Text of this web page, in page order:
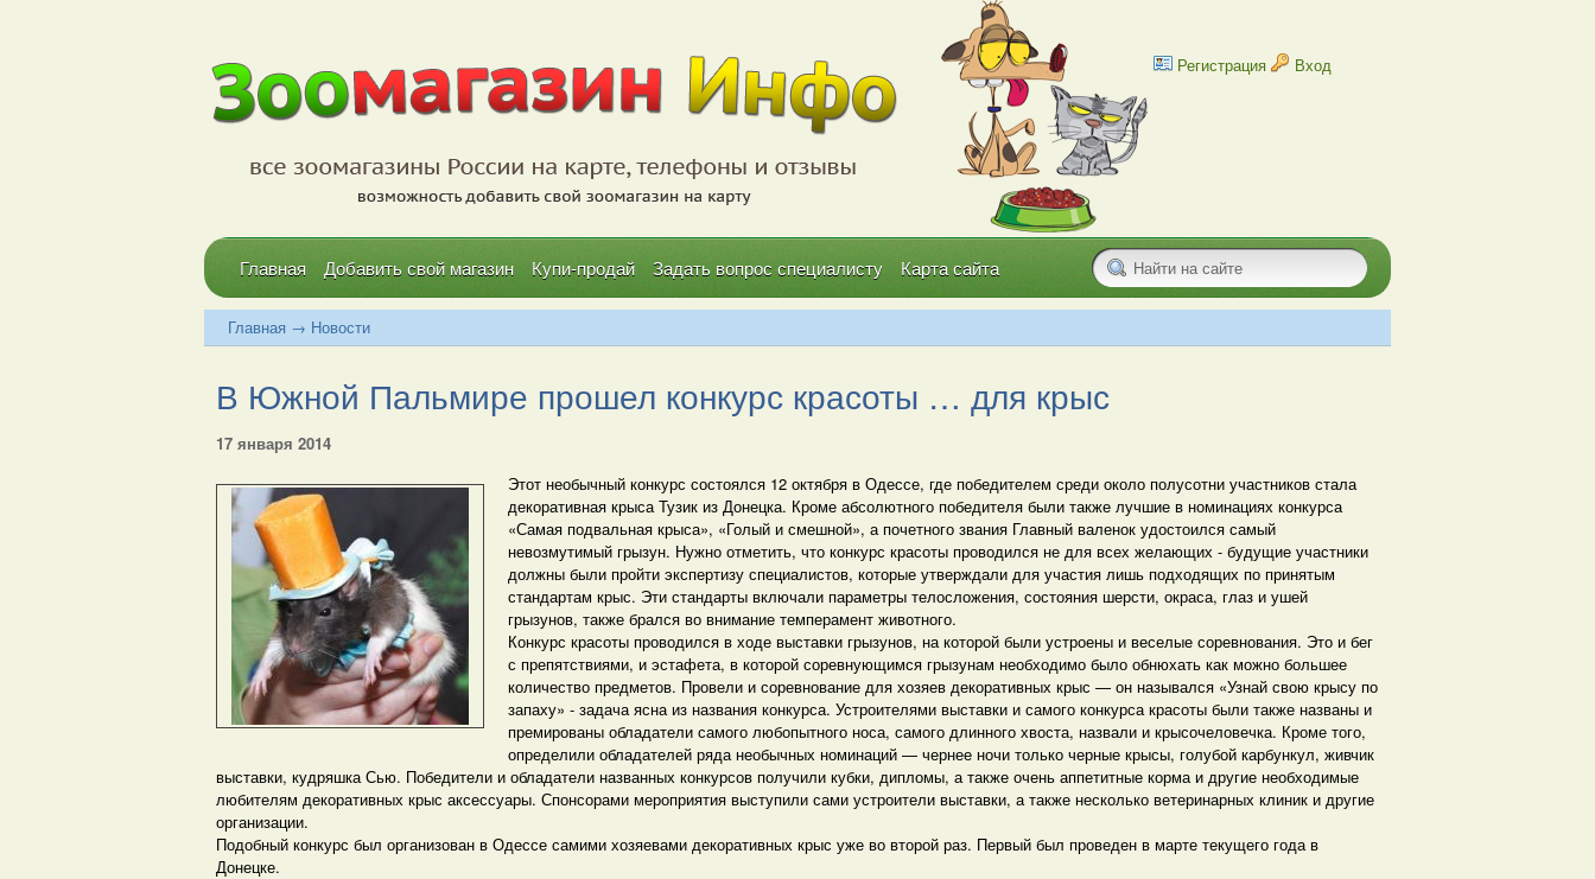
Регистрация Вход
Главная Добавить свой магазин Купи-продай Задать вопрос специалисту Карта сайта
Главная → Новости
В Южной Пальмире прошел конкурс красоты … для крыс
17 января 2014
Этот необычный конкурс состоялся 12 октября в Одессе, где победителем среди около полусотни участников стала
декоративная крыса Тузик из Донецка. Кроме абсолютного победителя были также лучшие в номинациях конкурса
«Самая подвальная крыса», «Голый и смешной», а почетного звания Главный валенок удостоился самый
невозмутимый грызун. Нужно отметить, что конкурс красоты проводился не для всех желающих - будущие участники
должны были пройти экспертизу специалистов, которые утверждали для участия лишь подходящих по принятым
стандартам крыс. Эти стандарты включали параметры телосложения, состояния шерсти, окраса, глаз и ушей
грызунов, также брался во внимание темперамент животного.
Конкурс красоты проводился в ходе выставки грызунов, на которой были устроены и веселые соревнования. Это и бег
с препятствиями, и эстафета, в которой соревнующимся грызунам необходимо было обнюхать как можно большее
количество предметов. Провели и соревнование для хозяев декоративных крыс — он назывался «Узнай свою крысу по
запаху» - задача ясна из названия конкурса. Устроителями выставки и самого конкурса красоты были также названы и
премированы обладатели самого любопытного носа, самого длинного хвоста, назвали и крысочеловечка. Кроме того,
определили обладателей ряда необычных номинаций — чернее ночи только черные крысы, голубой карбункул, живчик
выставки, кудряшка Сью. Победители и обладатели названных конкурсов получили кубки, дипломы, а также очень аппетитные корма и другие необходимые
любителям декоративных крыс аксессуары. Спонсорами мероприятия выступили сами устроители выставки, а также несколько ветеринарных клиник и другие
организации.
Подобный конкурс был организован в Одессе самими хозяевами декоративных крыс уже во второй раз. Первый был проведен в марте текущего года в
Донецке.